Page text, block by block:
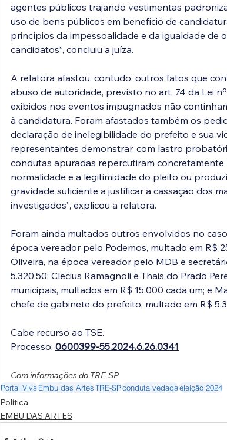
agentes públicos trajando vestimentas
uso de bens públicos em benefício de
princípios da impessoalidade e da igualdade de
candidatos”, concluiu a juíza.
A relatora afastou, contudo, outros fatos que
abuso de autoridade, previsto no art. 74 da Lei nº
exibidos nos eventos impugnados não
à candidatura. Foram afastados também os
declaração de inelegibilidade do prefeito e sua
representantes demonstrar, com lastro
condutas apuradas repercutiram
normalidade e a legitimidade do pleito ou
gravidade suficiente a justificar a cassação dos
investigados”, explicou a relatora.
Foram ainda multados outros envolvidos no
época vereador pelo Podemos, multado em R$
Oliveira, na época vereador pelo MDB e
5.320,50; Clecius Ramagnoli e Thais do Prado
municipais, multados em R$ 15.000 cada um; e
chefe de gabinete do prefeito, multado em R$
Cabe recurso ao TSE.
Processo: 0600399-55.2024.6.26.0341
Com informações do TRE-SP
Portal VivaEmbu das ArtesTRE-SPconduta vedadaeleição 2024
Política
EMBU DAS ARTES